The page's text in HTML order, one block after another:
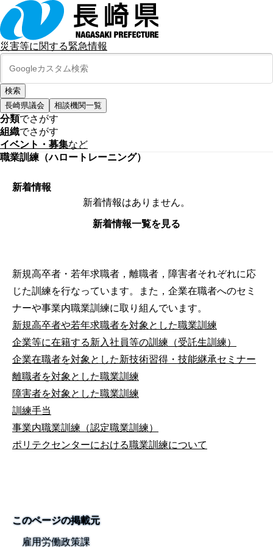
災害等に関する緊急情報
長崎県議会 相談機関一覧
分類でさがす
組織でさがす
イベント・募集など
職業訓練（ハロートレーニング）
新着情報
新着情報はありません。
新着情報一覧を見る
新規高卒者・若年求職者，離職者，障害者それぞれに応
じた訓練を行なっています。また，企業在職者へのセミ
ナーや事業内職業訓練に取り組んでいます。
新規高卒者や若年求職者を対象とした職業訓練
企業等に在籍する新入社員等の訓練（受託生訓練）
企業在職者を対象とした新技術習得・技能継承セミナー
離職者を対象とした職業訓練
障害者を対象とした職業訓練
訓練手当
事業内職業訓練（認定職業訓練）
ポリテクセンターにおける職業訓練について
このページの掲載元
雇用労働政策課